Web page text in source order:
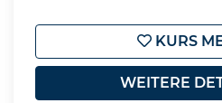
KURS
WEITERE